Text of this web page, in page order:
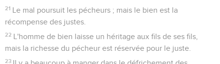
21 Le mal poursuit les pécheurs ; mais le bien est la
récompense des justes.
22 L'homme de bien laisse un héritage aux fils de ses fils,
mais la richesse du pécheur est réservée pour le juste.
23